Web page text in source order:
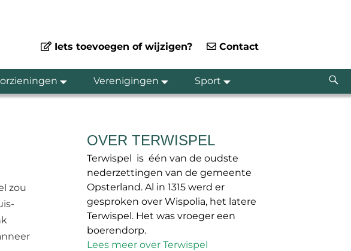
Iets toevoegen of wijzigen? Contact
Verenigingen Sport
zou
OVER TERWISPEL
Terwispel is één van de oudste
nederzettingen van de gemeente
Opsterland. Al in 1315 werd er
gesproken over Wispolia, het latere
Terwispel. Het was vroeger een
boerendorp.
Lees meer over Terwispel